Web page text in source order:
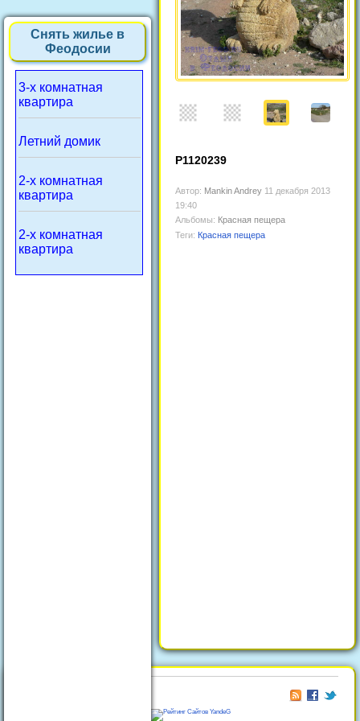
Снять жилье в
Феодосии
3-х комнатная
квартира
Летний домик
2-х комнатная
квартира
2-х комнатная
квартира
P1120239
Автор: Mankin Andrey 11 декабря 2013
19:40
Альбомы: Красная пещера
Теги: Красная пещера